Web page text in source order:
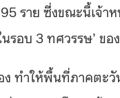
ราย ซึ่งขณะนี้เจ้า
รอบ 3 ทศวรรษ’ ขอ
ทำให้พื้นที่ภาคตะวั